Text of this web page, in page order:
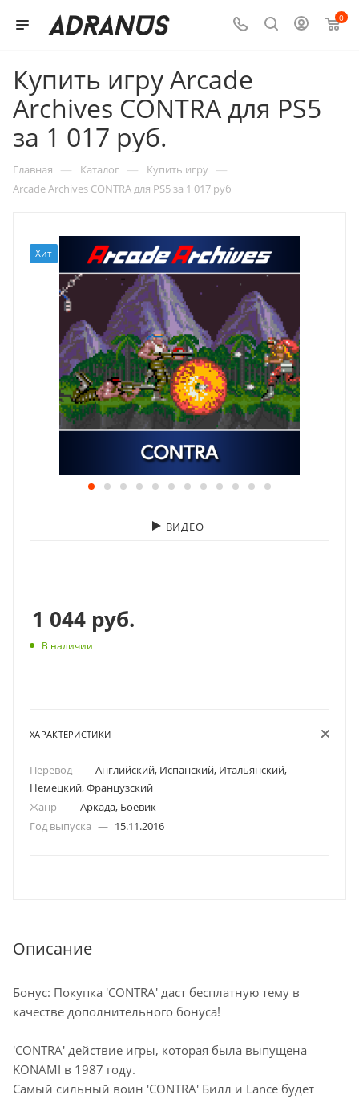
0
Купить игру Arcade
Archives CONTRA для PS5
за 1 017 руб.
Главная — Каталог — Купить игру —
Arcade Archives CONTRA для PS5 за 1 017 руб
Хит
ВИДЕО
1 044 руб.
В наличии
ХАРАКТЕРИСТИКИ
Перевод — Английский, Испанский, Итальянский,
Немецкий, Французский
Жанр — Аркада, Боевик
Год выпуска — 15.11.2016
Описание
Бонус: Покупка 'CONTRA' даст бесплатную тему в
качестве дополнительного бонуса!
'CONTRA' действие игры, которая была выпущена
KONAMI в 1987 году.
Самый сильный воин 'CONTRA' Билл и Lance будет